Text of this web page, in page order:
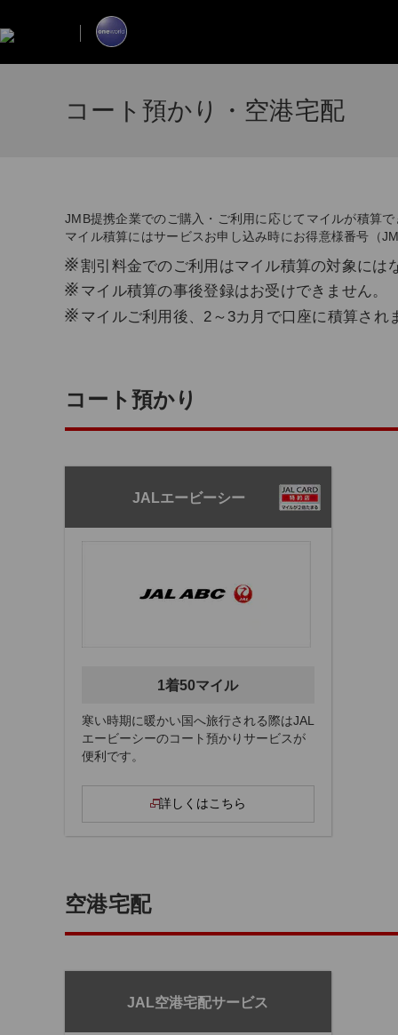
コート預かり・空港宅配
JMB提携企業でのご購入・ご利用に応じてマイルが積算で
マイル積算にはサービスお申し込み時にお得意様番号（
※割引料金でのご利用はマイル積算の対象には
※ マイル積算の事後登録はお受けできません。
※ マイルご利用後、2～3カ月で口座に積算され
コート預かり
JALエービーシー
1着50マイル
寒い時期に暖かい国へ旅行される際はJAL
エービーシーのコート預かりサービスが
便利です。
詳しくはこちら
空港宅配
JAL空港宅配サービス